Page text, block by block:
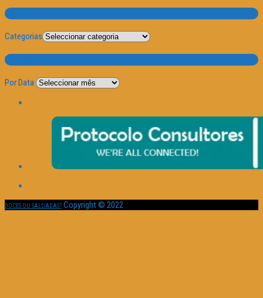
Categorias
Categorias
Por Data
Por Data
DOCES OU SALGADAS? Copyright © 2022